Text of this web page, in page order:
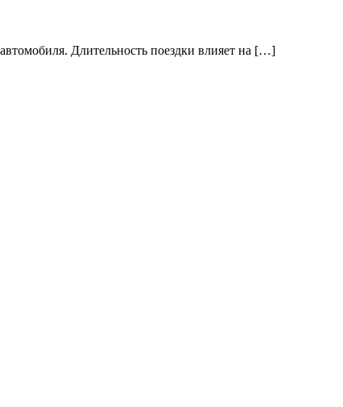
Длительность поездки влияет на […]